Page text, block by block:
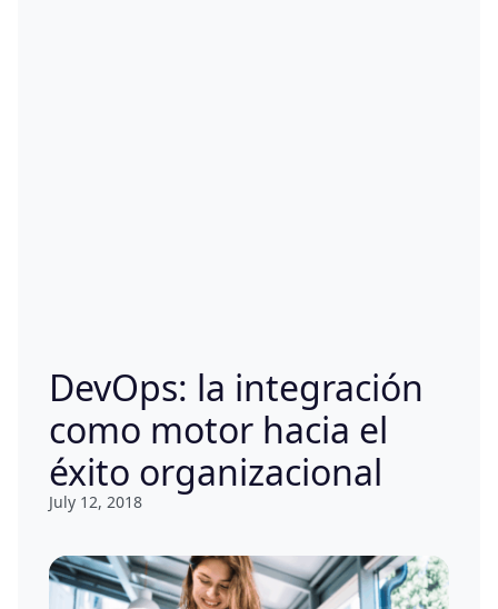
DevOps: la integración
como motor hacia el
éxito organizacional
July 12, 2018